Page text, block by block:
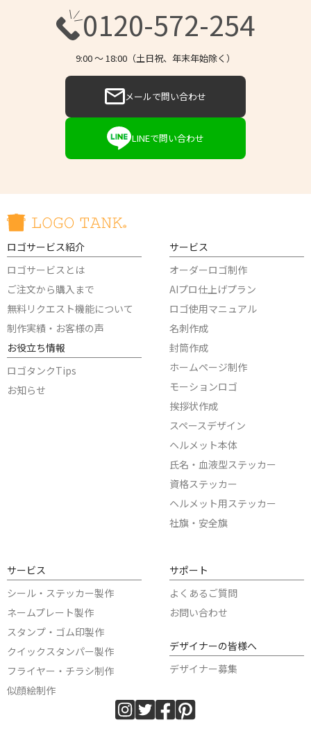
0120-572-254
9:00 〜 18:00（土日祝、年末年始除く）
メールで問い合わせ
LINEで問い合わせ
ロゴサービス紹介
ロゴサービスとは
ご注文から購入まで
無料リクエスト機能について
制作実績・お客様の声
お役立ち情報
ロゴタンクTips
お知らせ
サービス
オーダーロゴ制作
AIプロ仕上げプラン
ロゴ使用マニュアル
名刺作成
封筒作成
ホームページ制作
モーションロゴ
挨拶状作成
スペースデザイン
ヘルメット本体
氏名・血液型ステッカー
資格ステッカー
ヘルメット用ステッカー
社旗・安全旗
サービス
シール・ステッカー製作
ネームプレート製作
スタンプ・ゴム印製作
クイックスタンパー製作
フライヤー・チラシ制作
似顔絵制作
サポート
よくあるご質問
お問い合わせ
デザイナーの皆様へ
デザイナー募集